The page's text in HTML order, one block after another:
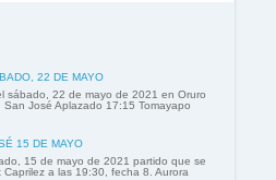
22 DE MAYO
sábado, 22 de mayo de 2021 en Oruro
José Aplazado 17:15 Tomayapo
15 DE MAYO
15 de mayo de 2021 partido que se
a las 19:30, fecha 8. Aurora